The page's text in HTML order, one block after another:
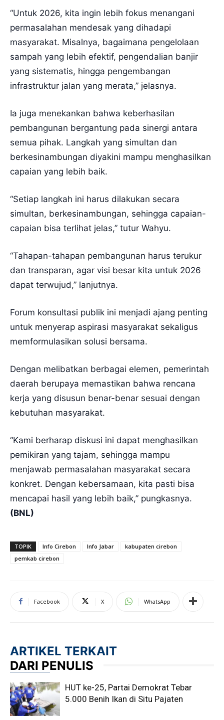
“Untuk 2026, kita ingin lebih fokus menangani
permasalahan mendesak yang dihadapi
masyarakat. Misalnya, bagaimana pengelolaan
sampah yang lebih efektif, pengendalian banjir
yang sistematis, hingga pengembangan
infrastruktur jalan yang merata,” jelasnya.
Ia juga menekankan bahwa keberhasilan
pembangunan bergantung pada sinergi antara
semua pihak. Langkah yang simultan dan
berkesinambungan diyakini mampu menghasilkan
capaian yang lebih baik.
“Setiap langkah ini harus dilakukan secara
simultan, berkesinambungan, sehingga capaian-
capaian bisa terlihat jelas,” tutur Wahyu.
“Tahapan-tahapan pembangunan harus terukur
dan transparan, agar visi besar kita untuk 2026
dapat terwujud,” lanjutnya.
Forum konsultasi publik ini menjadi ajang penting
untuk menyerap aspirasi masyarakat sekaligus
memformulasikan solusi bersama.
Dengan melibatkan berbagai elemen, pemerintah
daerah berupaya memastikan bahwa rencana
kerja yang disusun benar-benar sesuai dengan
kebutuhan masyarakat.
“Kami berharap diskusi ini dapat menghasilkan
pemikiran yang tajam, sehingga mampu
menjawab permasalahan masyarakat secara
konkret. Dengan kebersamaan, kita pasti bisa
mencapai hasil yang lebih baik,” pungkasnya.
(BNL)
TOPIK Info Cirebon Info Jabar
kabupaten cirebon
pemkab cirebon
Facebook X WhatsApp
ARTIKEL TERKAIT
DARI PENULIS
HUT ke-25, Partai Demokrat Tebar
5.000 Benih Ikan di Situ Pajaten